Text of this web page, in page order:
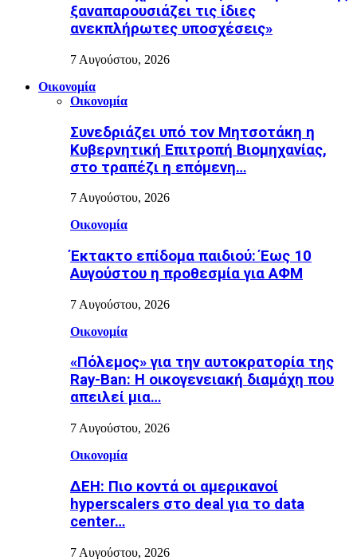
ξαναπαρουσιάζει τις ίδιες
ανεκπλήρωτες υποσχέσεις»
7 Αυγούστου, 2026
Οικονομία
Οικονομία
Συνεδριάζει υπό τον Μητσοτάκη η
Κυβερνητική Επιτροπή Βιομηχανίας,
στο τραπέζι η επόμενη…
7 Αυγούστου, 2026
Οικονομία
Έκτακτο επίδομα παιδιού: Έως 10
Αυγούστου η προθεσμία για ΑΦΜ
7 Αυγούστου, 2026
Οικονομία
«Πόλεμος» για την αυτοκρατορία της
Ray-Ban: Η οικογενειακή διαμάχη που
απειλεί μια…
7 Αυγούστου, 2026
Οικονομία
ΔΕΗ: Πιο κοντά οι αμερικανοί
hyperscalers στο deal για το data
center…
7 Αυγούστου, 2026